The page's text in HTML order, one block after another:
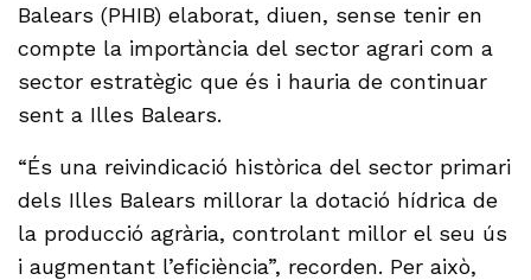
Balears (PHIB) elaborat, diuen, sense tenir en
compte la importància del sector agrari com a
sector estratègic que és i hauria de continuar
sent a Illes Balears.
“És una reivindicació històrica del sector primari
dels Illes Balears millorar la dotació hídrica de
la producció agrària, controlant millor el seu ús
i augmentant l’eficiència”, recorden. Per això,